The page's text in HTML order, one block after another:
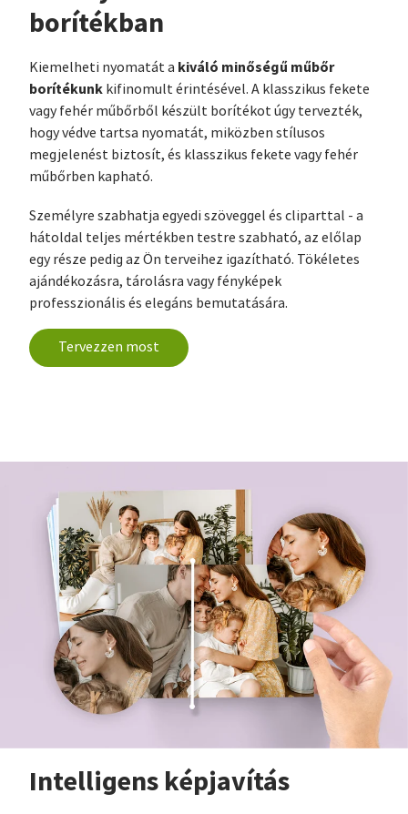
borítékban
Kiemelheti nyomatát a kiváló minőségű műbőr
borítékunk kifinomult érintésével. A klasszikus fekete
vagy fehér műbőrből készült borítékot úgy tervezték,
hogy védve tartsa nyomatát, miközben stílusos
megjelenést biztosít, és klasszikus fekete vagy fehér
műbőrben kapható.
Személyre szabhatja egyedi szöveggel és cliparttal - a
hátoldal teljes mértékben testre szabható, az előlap
egy része pedig az Ön terveihez igazítható. Tökéletes
ajándékozásra, tárolásra vagy fényképek
professzionális és elegáns bemutatására.
Tervezzen most
Intelligens képjavítás